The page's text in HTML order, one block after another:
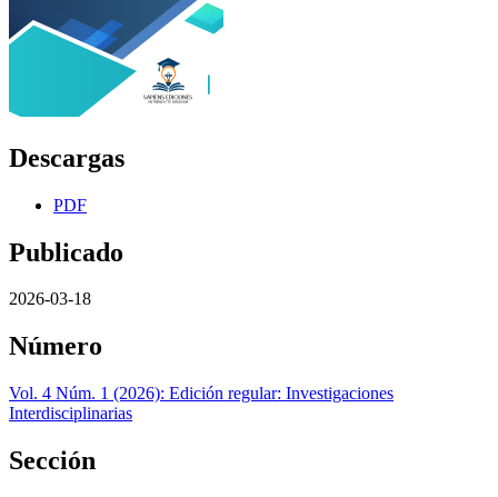
Descargas
PDF
Publicado
2026-03-18
Número
Vol. 4 Núm. 1 (2026): Edición regular: Investigaciones
Interdisciplinarias
Sección